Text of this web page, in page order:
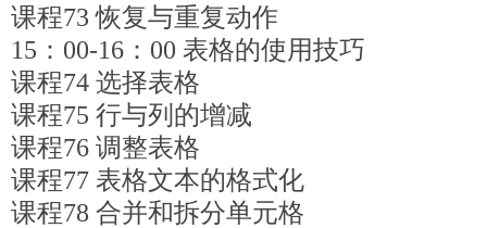
课程73 恢复与重复动作
15：00-16：00 表格的使用技巧
课程74 选择表格
课程75 行与列的增减
课程76 调整表格
课程77 表格文本的格式化
课程78 合并和拆分单元格